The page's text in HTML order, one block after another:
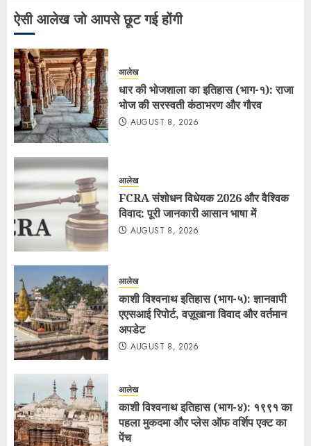
ऐसी आलेख जो आपसे छूट गई होंगी
आलेख
धार की भोजशाला का इतिहास (भाग-१): राजा
भोज की सरस्वती कंठाभरण और गौरव
AUGUST 8, 2026
आलेख
FCRA संशोधन विधेयक 2026 और वैश्विक
विवाद: पूरी जानकारी आसान भाषा में
AUGUST 8, 2026
आलेख
काशी विश्वनाथ इतिहास (भाग-५): ज्ञानवापी
एएसआई रिपोर्ट, वज़ूखाना विवाद और वर्तमान
अपडेट
AUGUST 8, 2026
आलेख
काशी विश्वनाथ इतिहास (भाग-४): १९९१ का
पहला मुकदमा और प्लेस ऑफ वर्शिप एक्ट का
पेंच